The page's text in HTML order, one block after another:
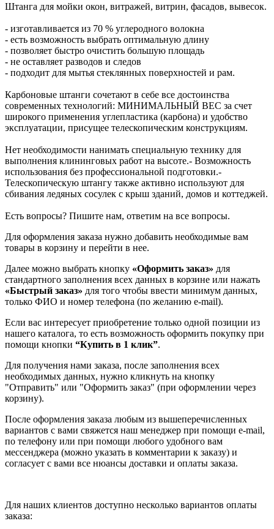
Штанга для мойки окон, витражей, витрин, фасадов, вывесок.
- изготавливается из 70 % углеродного волокна
- есть возможность выбрать оптимальную длину
- позволяет быстро очистить большую площадь
- не оставляет разводов и следов
- подходит для мытья стеклянных поверхностей и рам.
Карбоновые штанги сочетают в себе все достоинства
современных технологий: МИНИМАЛЬНЫЙ ВЕС за счет
широкого применения углепластика (карбона) и удобство
эксплуатации, присущее телескопическим конструкциям.
Нет необходимости нанимать специальную технику для
выполнения клининговых работ на высоте.- Возможность
использования без профессиональной подготовки.-
Телескопическую штангу также активно используют для
сбивания ледяных сосулек с крыш зданий, домов и коттеджей.
Есть вопросы? Пишите нам, ответим на все вопросы.
Для оформления заказа нужно добавить необходимые вам
товары в корзину и перейти в нее.
Далее можно выбрать кнопку «Оформить заказ» для
стандартного заполнения всех данных в корзине или нажать
«Быстрый заказ» для того чтобы ввести минимум данных,
только ФИО и номер телефона (по желанию e-mail).
Если вас интересует приобретение только одной позиции из
нашего каталога, то есть возможность оформить покупку при
помощи кнопки “Купить в 1 клик”.
Для получения нами заказа, после заполнения всех
необходимых данных, нужно кликнуть на кнопку
"Отправить" или "Оформить заказ" (при оформлении через
корзину).
После оформления заказа любым из вышеперечисленных
вариантов с вами свяжется наш менеджер при помощи e-mail,
по телефону или при помощи любого удобного вам
мессенджера (можно указать в комментарии к заказу) и
согласует с вами все нюансы доставки и оплаты заказа.
Для наших клиентов доступно несколько вариантов оплаты
заказа: